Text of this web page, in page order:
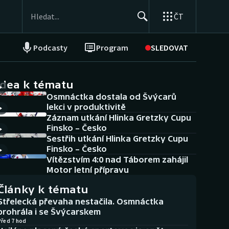
ČT
Podcasty Program SLEDOVAT
NEPŘEHLÉDNĚTE
Historické návraty
Aplikace ČT sport
AZ kvíz
k tématu
Osmnáctka dostala od Švýcarů
lekci v produktivitě
Záznam utkání Hlinka Gretzky Cupu
Finsko – Česko
Sestřih utkání Hlinka Gretzky Cupu
Finsko – Česko
Vítězstvím 4:0 nad Táborem zahájil
Motor letní přípravu
k tématu
převaha nestačila. Osmnáctka
i se Švýcarskem
7 hod